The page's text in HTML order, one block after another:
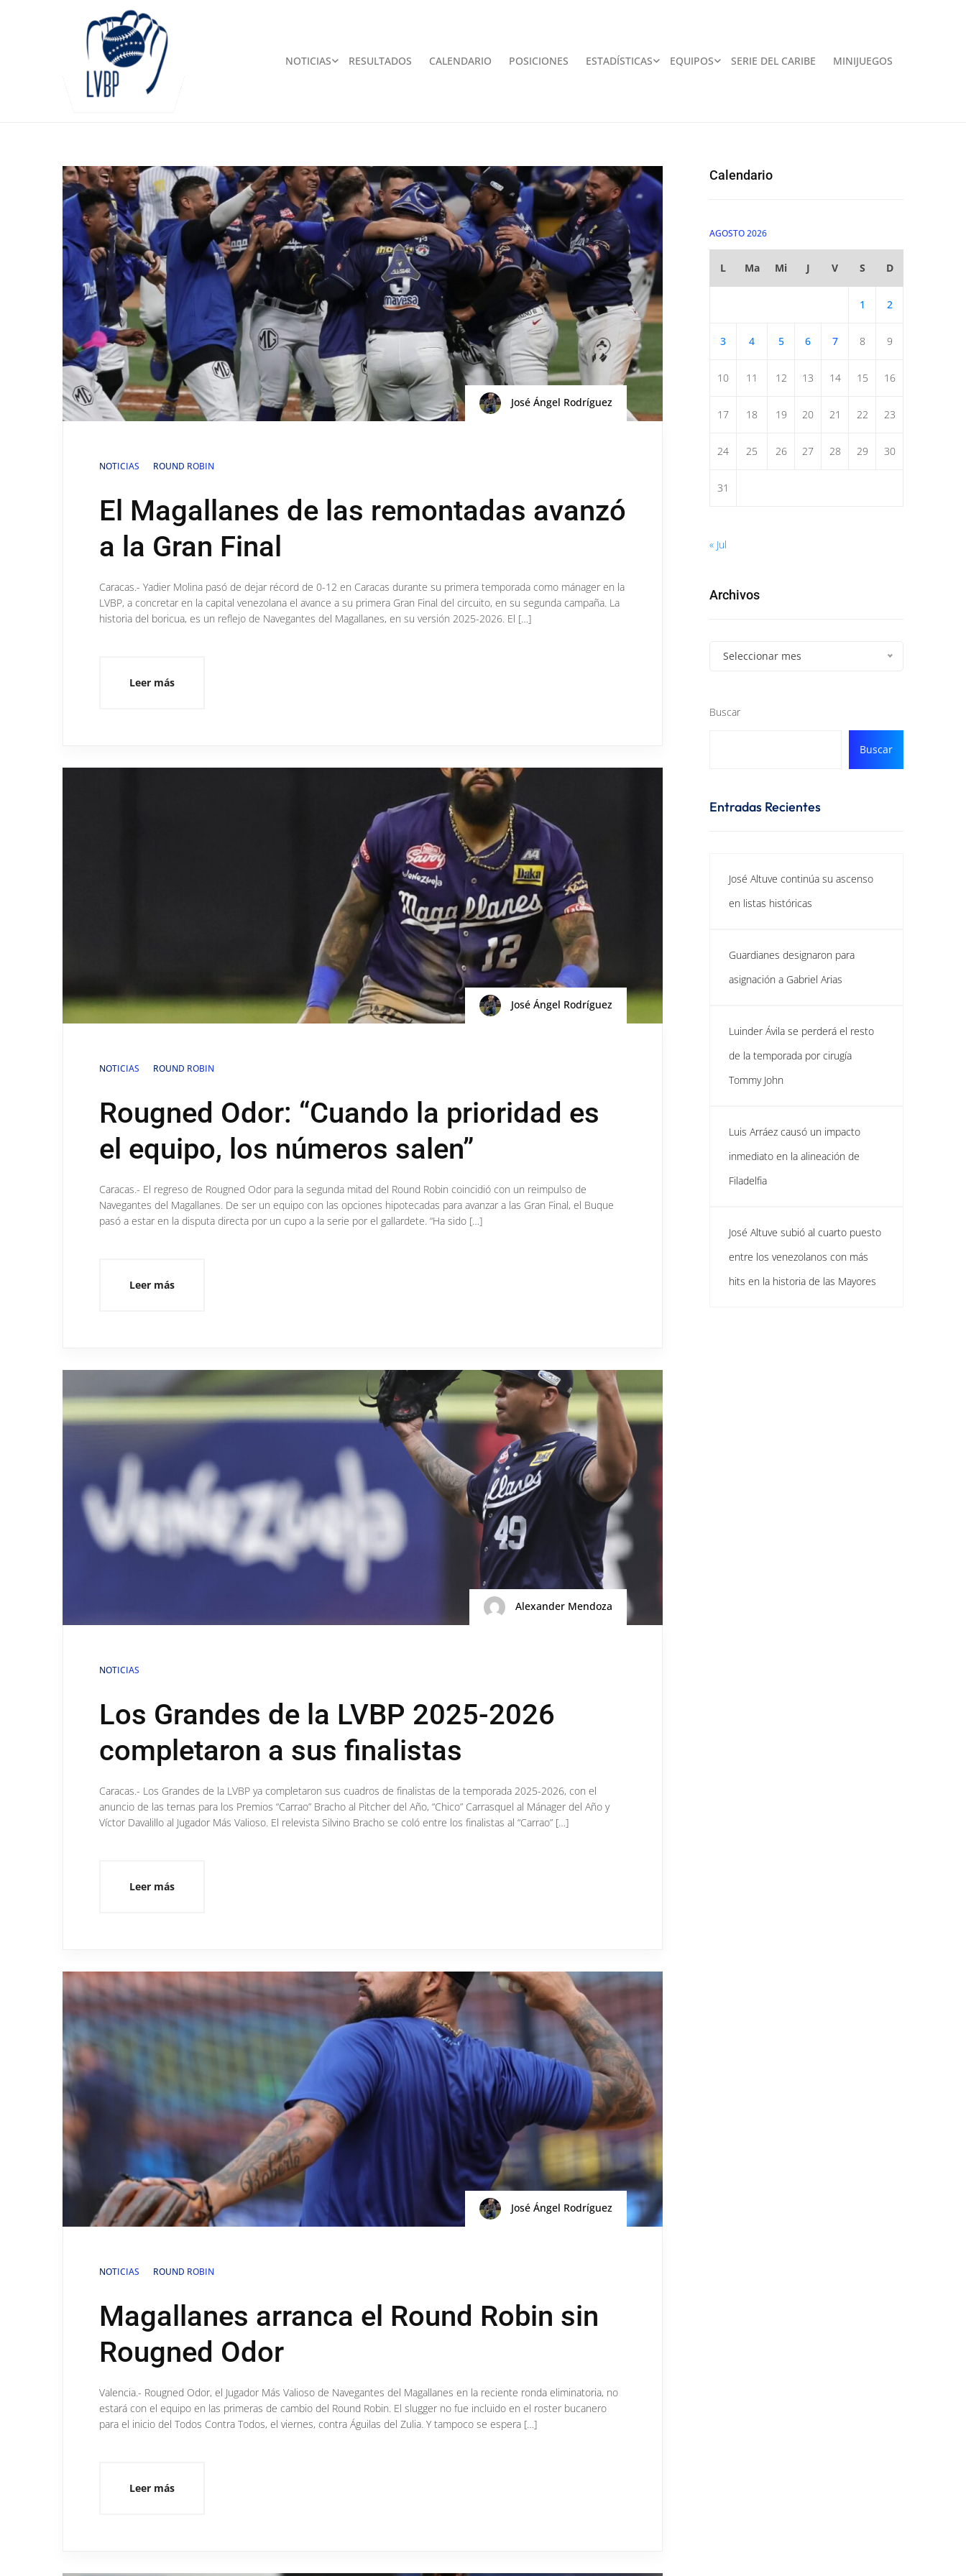
NOTICIAS RESULTADOS CALENDARIO POSICIONES ESTADÍSTICAS EQUIPOS SERIE DEL CARIBE MINIJUEGOS
José Ángel Rodríguez
NOTICIAS ROUND ROBIN
El Magallanes de las remontadas avanzó
a la Gran Final
Caracas.- Yadier Molina pasó de dejar récord de 0-12 en Caracas durante su primera temporada como mánager en la
LVBP, a concretar en la capital venezolana el avance a su primera Gran Final del circuito, en su segunda campaña. La
historia del boricua, es un reflejo de Navegantes del Magallanes, en su versión 2025-2026. El […]
Leer más
José Ángel Rodríguez
NOTICIAS ROUND ROBIN
Rougned Odor: “Cuando la prioridad es
el equipo, los números salen”
Caracas.- El regreso de Rougned Odor para la segunda mitad del Round Robin coincidió con un reimpulso de
Navegantes del Magallanes. De ser un equipo con las opciones hipotecadas para avanzar a las Gran Final, el Buque
pasó a estar en la disputa directa por un cupo a la serie por el gallardete. “Ha sido […]
Leer más
Alexander Mendoza
NOTICIAS
Los Grandes de la LVBP 2025-2026
completaron a sus finalistas
Caracas.- Los Grandes de la LVBP ya completaron sus cuadros de finalistas de la temporada 2025-2026, con el
anuncio de las ternas para los Premios “Carrao” Bracho al Pitcher del Año, “Chico” Carrasquel al Mánager del Año y
Víctor Davalillo al Jugador Más Valioso. El relevista Silvino Bracho se coló entre los finalistas al “Carrao” […]
Leer más
José Ángel Rodríguez
NOTICIAS ROUND ROBIN
Magallanes arranca el Round Robin sin
Rougned Odor
Valencia.- Rougned Odor, el Jugador Más Valioso de Navegantes del Magallanes en la reciente ronda eliminatoria, no
estará con el equipo en las primeras de cambio del Round Robin. El slugger no fue incluido en el roster bucanero
para el inicio del Todos Contra Todos, el viernes, contra Águilas del Zulia. Y tampoco se espera […]
Leer más
Calendario
AGOSTO 2026
L Ma Mi J V S D
1 2
3 4 5 6 7 8 9
10 11 12 13 14 15 16
17 18 19 20 21 22 23
24 25 26 27 28 29 30
31
« Jul
Archivos
Seleccionar mes
Buscar
Buscar
Entradas Recientes
José Altuve continúa su ascenso
en listas históricas
Guardianes designaron para
asignación a Gabriel Arias
Luinder Ávila se perderá el resto
de la temporada por cirugía
Tommy John
Luis Arráez causó un impacto
inmediato en la alineación de
Filadelfia
José Altuve subió al cuarto puesto
entre los venezolanos con más
hits en la historia de las Mayores